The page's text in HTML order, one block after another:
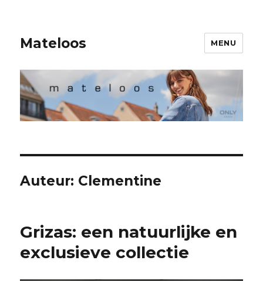
Mateloos MENU
Auteur: Clementine
Grizas: een natuurlijke en
exclusieve collectie